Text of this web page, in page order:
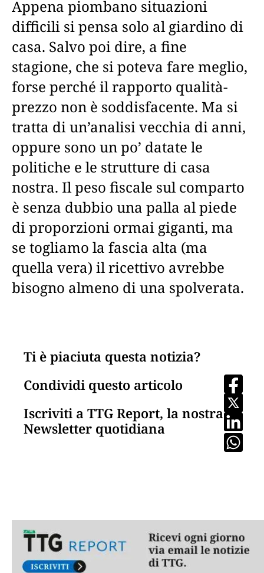
Appena piombano situazioni
difficili si pensa solo al giardino di
casa. Salvo poi dire, a fine
stagione, che si poteva fare meglio,
forse perché il rapporto qualità-
prezzo non è soddisfacente. Ma si
tratta di un’analisi vecchia di anni,
oppure sono un po’ datate le
politiche e le strutture di casa
nostra. Il peso fiscale sul comparto
è senza dubbio una palla al piede
di proporzioni ormai giganti, ma
se togliamo la fascia alta (ma
quella vera) il ricettivo avrebbe
bisogno almeno di una spolverata.
Ti è piaciuta questa notizia?
Condividi questo articolo
Iscriviti a TTG Report, la nostra
Newsletter quotidiana